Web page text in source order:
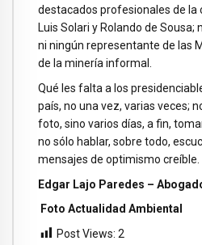
destacados profesionales de la
Luis Solari y Rolando de Sousa;
ni ningún representante de las
de la minería informal.
Qué les falta a los
país, no una vez, varias veces;
foto, sino varios días, a fin,
no sólo hablar, sobre todo,
mensajes de optimismo creíble.
Edgar Lajo Paredes –
Foto Actualidad Ambiental
Post Views: 2